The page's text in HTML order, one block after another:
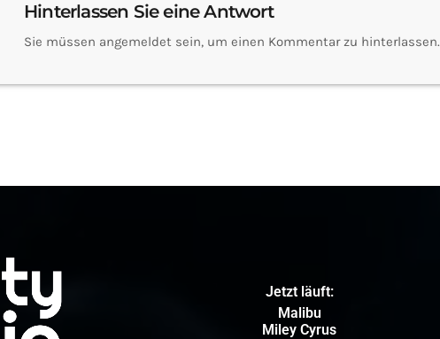
Hinterlassen Sie eine Antwort
Sie müssen angemeldet sein, um einen Kommentar zu hinterlassen.
Jetzt läuft:
Malibu
Miley Cyrus